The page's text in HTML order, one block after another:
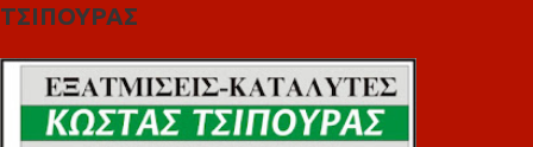
ΤΣΙΠΟΥΡΑΣ